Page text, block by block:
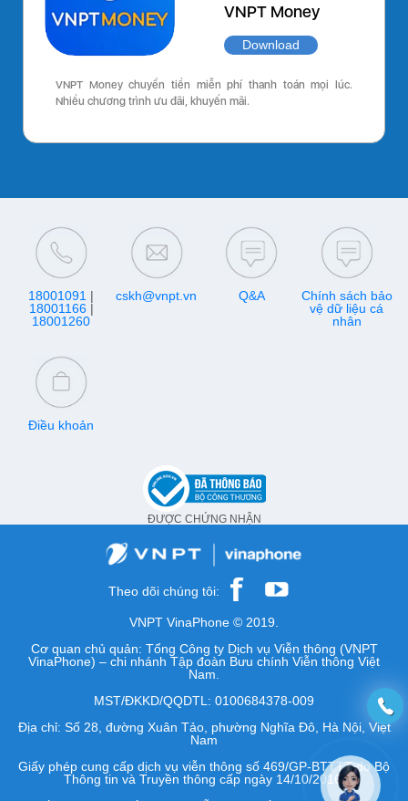
VNPT Money
Download
VNPT Money chuyển tiền miễn phí thanh toán mọi lúc.
Nhiều chương trình ưu đãi, khuyến mãi.
18001091 |
18001166|
18001260
cskh@vnpt.vn Q&A
Chính sách bảo
vệ dữ liệu cá
nhân
Điều khoản
ĐƯỢC CHỨNG NHẬN
Theo dõi chúng tôi:
VNPT VinaPhone © 2019.
Cơ quan chủ quản: Tổng Công ty Dịch vụ Viễn thông (VNPT
VinaPhone) – chi nhánh Tập đoàn Bưu chính Viễn thông Việt
Nam.
MST/ĐKKD/QQDTL: 0100684378-009
Địa chỉ: Số 28, đường Xuân Tảo, phường Nghĩa Đô, Hà Nội, Việt
Nam
Giấy phép cung cấp dịch vụ viễn thông số 469/GP-BTTTT do Bộ
Thông tin và Truyền thông cấp ngày 14/10/2016.